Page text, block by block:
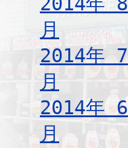
月
2014年 7
月
2014年 6
月